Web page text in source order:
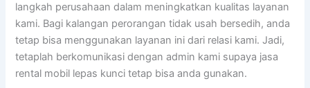
langkah perusahaan dalam meningkatkan kualitas layanan
kami. Bagi kalangan perorangan tidak usah bersedih, anda
tetap bisa menggunakan layanan ini dari relasi kami. Jadi,
tetaplah berkomunikasi dengan admin kami supaya jasa
rental mobil lepas kunci tetap bisa anda gunakan.